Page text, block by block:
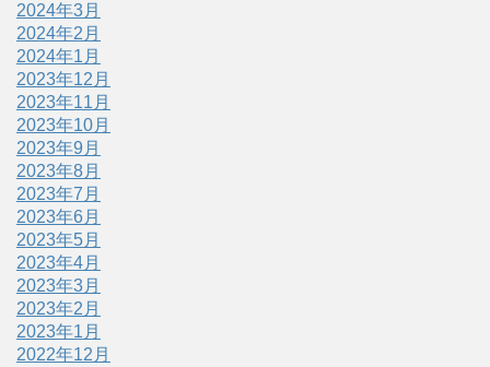
2024年3月
2024年2月
2024年1月
2023年12月
2023年11月
2023年10月
2023年9月
2023年8月
2023年7月
2023年6月
2023年5月
2023年4月
2023年3月
2023年2月
2023年1月
2022年12月